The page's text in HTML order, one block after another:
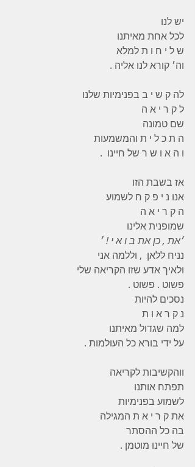
יש לנו
לכל אחת מאיתנו
ש ל י ח ו ת למלא
וה׳ קורא לנו אליה .
לה ק ש י ב בפנימיות שלנו
ל ק ר י א ה
שם טמונה
ה ת כ ל י ת והמשמעות
ו ה א ו ש ר של חיינו  .
אז בשבת הזו
אנו נ י פ ק ח לשמוע
ה ק ר י א ה
שמופנית אלינו
׳את , כן את ב ו א י ! ׳
נניח ללאן  , וללמה אני
ולאיך אדע שזו הקריאה שלי
פשוט . פשוט .
נסכים להיות
נ ק ר א ו ת
למה שגדול מאיתנו
על ידי בורא כל העולמות .
ווהקשיבות לקריאה
תפתח אותנו
לשמוע בפנימיות
את ק ר י א ת המגילה
בה כל ההסתר
של חיינו מוטמן .